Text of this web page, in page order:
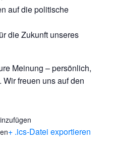
auf die politische
die Zukunft unseres
Meinung – persönlich,
freuen uns auf den
+ .ics-Datei exportieren